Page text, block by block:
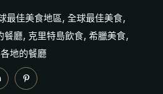
最佳美食地區 全球最佳美食
餐廳 克里特島飲食 希臘美食
地的餐廳